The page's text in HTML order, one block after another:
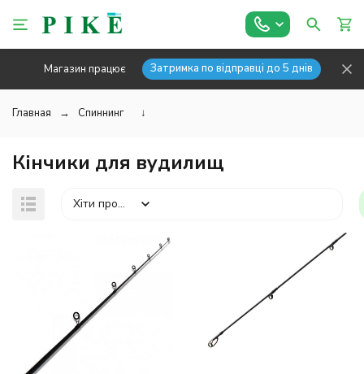
Магазин працює Затримка по відправці до 5 днів
Главная Спиннинг ↓
Кінчики для вудилищ
Хіти продажів